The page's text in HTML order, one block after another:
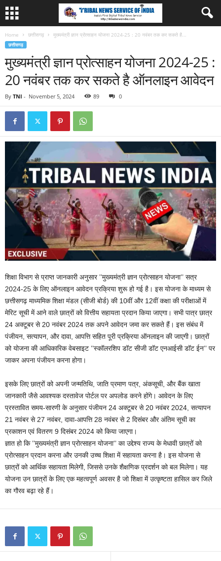
Home छत्तीसगढ़ मुख्यमंत्री ज्ञान प्रोत्साहन योजना 2024-25 : 20 नवंबर तक कर सकते है...
छत्तीसगढ़
मुख्यमंत्री ज्ञान प्रोत्साहन योजना 2024-25 :
20 नवंबर तक कर सकते है ऑनलाइन आवेदन
By TNI - November 5, 2024 89 0
शिक्षा विभाग से प्राप्त जानकारी अनुसार ’’मुख्यमंत्री ज्ञान प्रोत्साहन योजना’’ सत्र
2024-25 के लिए ऑनलाइन आवेदन प्रक्रिया शुरू हो गई है। इस योजना के माध्यम से
छत्तीसगढ़ माध्यमिक शिक्षा मंडल (सीजी बोर्ड) की 10वीं और 12वीं कक्षा की परीक्षाओं में
मेरिट सूची में आने वाले छात्रों को वित्तीय सहायता प्रदान किया जाएगा। सभी पात्र छात्र
24 अक्टूबर से 20 नवंबर 2024 तक अपने आवेदन जमा कर सकते हैं। इस संबंध में
पंजीयन, सत्यापन, और दावा, आपत्ति सहित पूरी प्रक्रिया ऑनलाइन की जाएगी। छात्रों
को योजना की आधिकारिक वेबसाइट ’’स्कॉलरशिप डॉट सीजी डॉट एनआईसी डॉट ईन’’ पर
जाकर अपना पंजीयन करना होगा।
इसके लिए छात्रों को अपनी जन्मतिथि, जाति प्रमाण पत्र, अंकसूची, और बैंक खाता
जानकारी जैसे आवश्यक दस्तावेज पोर्टल पर अपलोड करने होंगे। आवेदन के लिए
प्रस्तावित समय-सारणी के अनुसार पंजीयन 24 अक्टूबर से 20 नवंबर 2024, सत्यापन
21 नवंबर से 27 नवंबर, दावा-आपत्ति 28 नवंबर से 2 दिसंबर और अंतिम सूची का
प्रकाशन एवं वितरण 9 दिसंबर 2024 को किया जाएगा।
ज्ञात हो कि ’’मुख्यमंत्री ज्ञान प्रोत्साहन योजना’’ का उद्देश्य राज्य के मेधावी छात्रों को
प्रोत्साहन प्रदान करना और उनकी उच्च शिक्षा में सहायता करना है। इस योजना से
छात्रों को आर्थिक सहायता मिलेगी, जिससे उनके शैक्षणिक प्रदर्शन को बल मिलेगा। यह
योजना उन छात्रों के लिए एक महत्वपूर्ण अवसर है जो शिक्षा में उत्कृष्टता हासिल कर जिले
का गौरव बढ़ा रहे हैं।